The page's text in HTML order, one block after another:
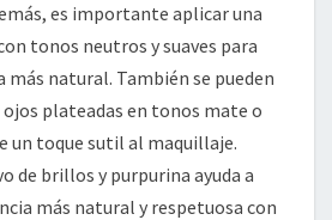
es importante aplicar una
tonos neutros y suaves para
más natural. También se pueden
plateadas en tonos mate o
un toque sutil al maquillaje.
de brillos y purpurina ayuda a
más natural y respetuosa con